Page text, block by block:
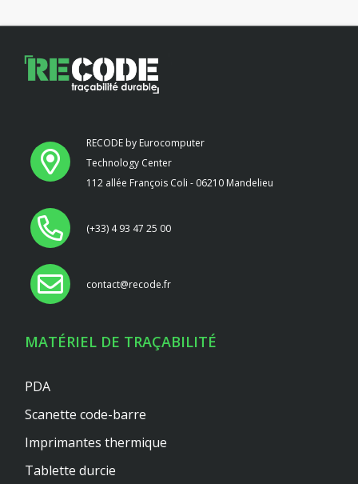
RECODE by Eurocomputer
Technology Center
112 allée François Coli - 06210 Mandelieu
(+33) 4 93 47 25 00
contact@recode.fr
MATÉRIEL DE TRAÇABILITÉ
PDA
Scanette code-barre
Imprimantes thermique
Tablette durcie